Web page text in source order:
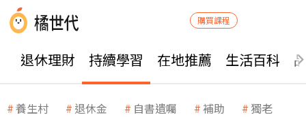
購買課程
退休理財 持續學習 在地推薦 生活百科
養生村 退休金 自書遺囑 補助 獨老